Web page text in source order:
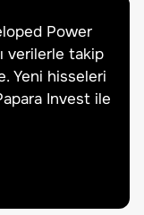
Power
verilerle takip
Yeni hisseleri
Invest ile